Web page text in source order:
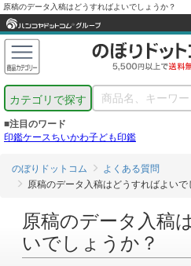
原稿のデータ入稿はどうすればよいでしょうか？
カテゴリで探す
■注目のワード
印鑑ケースちいかわ子ども印鑑
のぼりドットコム
よくある質問
原稿のデータ入稿はどうすればよいで
原稿のデータ入稿
いでしょうか？